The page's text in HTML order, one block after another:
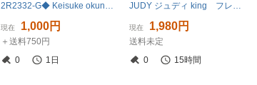
現在 1,000円
＋送料750円
0
1日
現在 1,980円
送料未定
0
15時間